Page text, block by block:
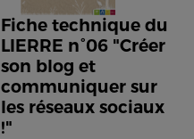
Fiche technique du
LIERRE n°06 "Créer
son blog et
communiquer sur
les réseaux sociaux
!"